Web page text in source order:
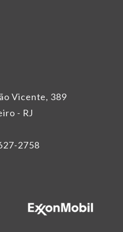
Vicente, 389
- RJ
2758